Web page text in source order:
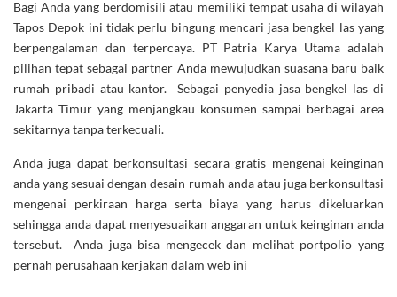
Bagi Anda yang berdomisili atau memiliki tempat usaha di wilayah
Tapos Depok ini tidak perlu bingung mencari jasa bengkel las yang
berpengalaman dan terpercaya. PT Patria Karya Utama adalah
pilihan tepat sebagai partner Anda mewujudkan suasana baru baik
rumah pribadi atau kantor. Sebagai penyedia jasa bengkel las di
Jakarta Timur yang menjangkau konsumen sampai berbagai area
sekitarnya tanpa terkecuali.
Anda juga dapat berkonsultasi secara gratis mengenai keinginan
anda yang sesuai dengan desain rumah anda atau juga berkonsultasi
mengenai perkiraan harga serta biaya yang harus dikeluarkan
sehingga anda dapat menyesuaikan anggaran untuk keinginan anda
tersebut. Anda juga bisa mengecek dan melihat portpolio yang
pernah perusahaan kerjakan dalam web ini